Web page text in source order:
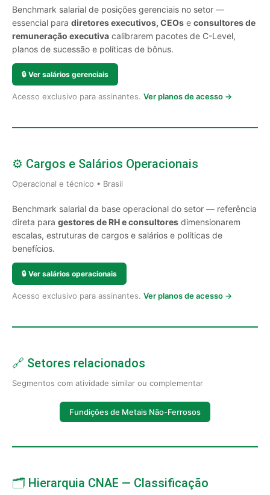
Benchmark salarial de posições gerenciais no setor —
essencial para diretores executivos, CEOs e consultores de
remuneração executiva calibrarem pacotes de C-Level,
planos de sucessão e políticas de bônus.
🔒 Ver salários gerenciais
Acesso exclusivo para assinantes. Ver planos de acesso →
⚙️ Cargos e Salários Operacionais
Operacional e técnico • Brasil
Benchmark salarial da base operacional do setor — referência
direta para gestores de RH e consultores dimensionarem
escalas, estruturas de cargos e salários e políticas de
benefícios.
🔒 Ver salários operacionais
Acesso exclusivo para assinantes. Ver planos de acesso →
🔗 Setores relacionados
Segmentos com atividade similar ou complementar
Fundições de Metais Não-Ferrosos
🗂️ Hierarquia CNAE — Classificação